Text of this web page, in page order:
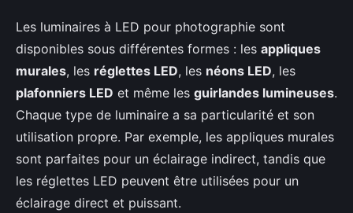
Les luminaires à LED pour photographie sont
disponibles sous différentes formes : les appliques
murales, les réglettes LED, les néons LED, les
plafonniers LED et même les guirlandes lumineuses.
Chaque type de luminaire a sa particularité et son
utilisation propre. Par exemple, les appliques murales
sont parfaites pour un éclairage indirect, tandis que
les réglettes LED peuvent être utilisées pour un
éclairage direct et puissant.